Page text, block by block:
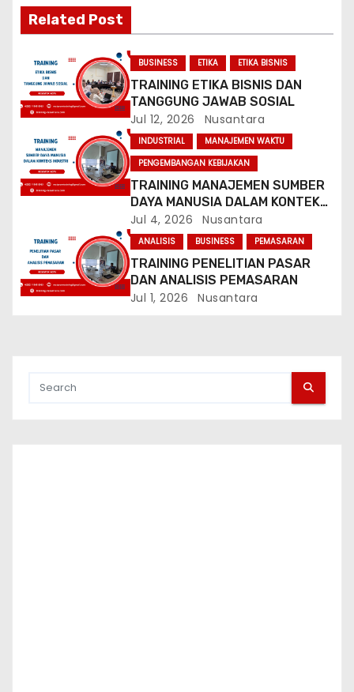
a
t
i
o
Related Post
BUSINESS ETIKA ETIKA BISNIS
TRAINING ETIKA BISNIS DAN
TANGGUNG JAWAB SOSIAL
Jul 12, 2026 Nusantara
INDUSTRIAL
MANAJEMEN WAKTU
PENGEMBANGAN KEBIJAKAN
TRAINING MANAJEMEN SUMBER
DAYA MANUSIA DALAM KONTEKS
INDUSTRI
Jul 4, 2026 Nusantara
ANALISIS BUSINESS PEMASARAN
TRAINING PENELITIAN PASAR
DAN ANALISIS PEMASARAN
Jul 1, 2026 Nusantara